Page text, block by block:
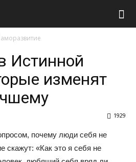
Истинной
изменят
1929
почему люди себя не
скажут: «Как это я себя не